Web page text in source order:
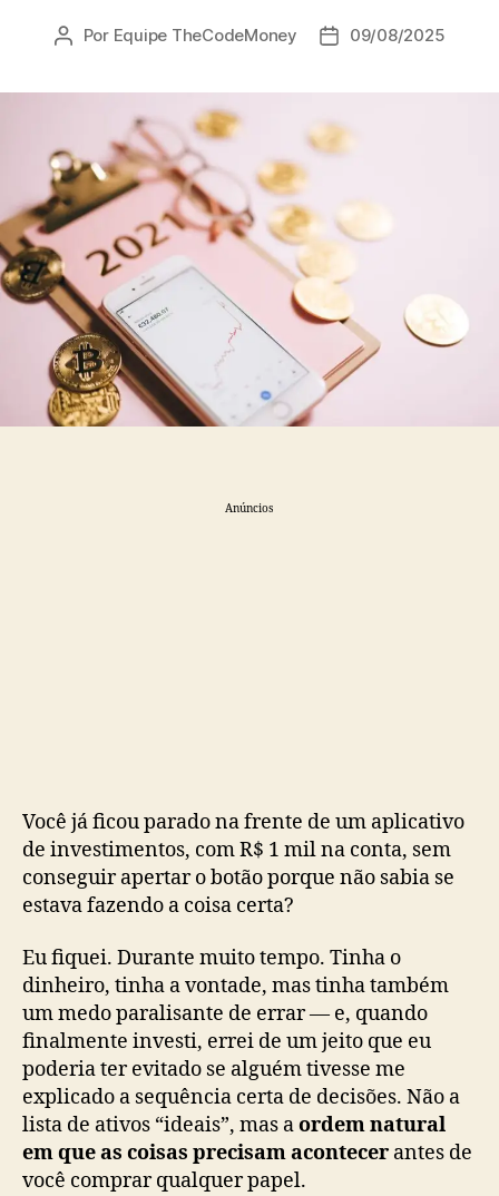
Autor
Por Equipe TheCodeMoney
Data09/08/2025
Anúncios
Você já ficou parado na frente de um aplicativo
de investimentos, com R$ 1 mil na conta, sem
conseguir apertar o botão porque não sabia se
estava fazendo a coisa certa?
Eu fiquei. Durante muito tempo. Tinha o
dinheiro, tinha a vontade, mas tinha também
um medo paralisante de errar — e, quando
finalmente investi, errei de um jeito que eu
poderia ter evitado se alguém tivesse me
explicado a sequência certa de decisões. Não a
lista de ativos “ideais”, mas aordem natural
em que as coisas precisam acontecer antes de
você comprar qualquer papel.